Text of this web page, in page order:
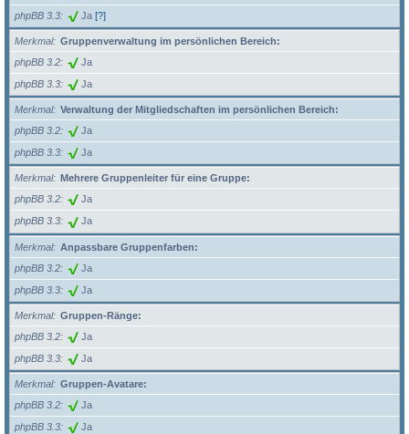
phpBB 3.3 Ja [?]
Merkmal
Gruppenverwaltung im persönlichen Bereich:
phpBB 3.2
Ja
phpBB 3.3 Ja
Merkmal
Verwaltung der Mitgliedschaften im persönlichen Bereich:
phpBB 3.2
Ja
phpBB 3.3 Ja
Merkmal
Mehrere Gruppenleiter für eine Gruppe:
phpBB 3.2
Ja
phpBB 3.3 Ja
Merkmal
Anpassbare Gruppenfarben:
phpBB 3.2
Ja
phpBB 3.3 Ja
Merkmal
Gruppen-Ränge:
phpBB 3.2
Ja
phpBB 3.3 Ja
Merkmal
Gruppen-Avatare:
phpBB 3.2
Ja
phpBB 3.3 Ja